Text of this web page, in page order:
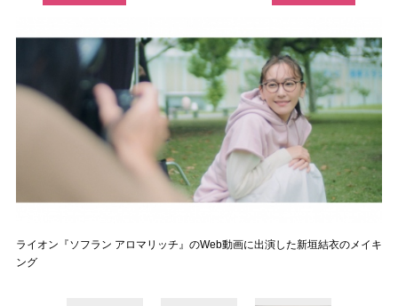
ライオン『ソフラン アロマリッチ』のWeb動画に出演した新垣結衣のメイキ
ング